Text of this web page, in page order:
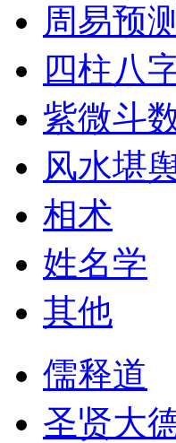
周易预
四柱八
紫微斗
风水堪
相术
姓名学
其他
儒释道
圣贤大